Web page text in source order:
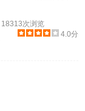
18313次浏览
4.0分